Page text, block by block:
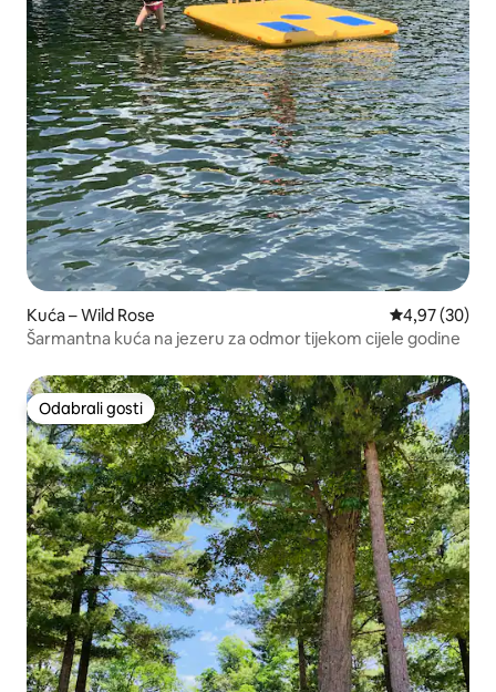
Kuća – Wild Rose Prosječna
4,97 (30)
Šarmantna kuća na jezeru za odmor tijekom cijele godine
Odabrali gosti
Odabrali gosti